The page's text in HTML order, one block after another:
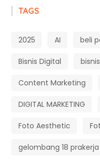
TAGS
2025 AI beli
Bisnis Digital
Content Marketing
DIGITAL MARKETING
Foto Aesthetic
gelombang 18 prakerja